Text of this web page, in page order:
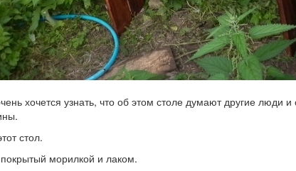
хочется узнать, что об этом столе думают другие люди и
стол.
морилкой и лаком.